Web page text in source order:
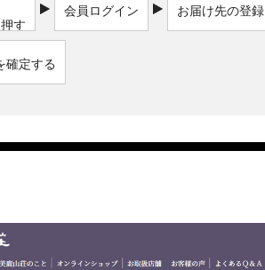
す
会員ログイン お届け先の登録
確定する